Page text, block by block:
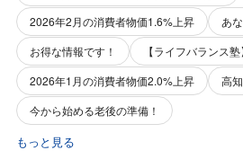
2026年2月の消費者物価1.6%上昇
あ
お得な情報です！
【ライフバランス
2026年1月の消費者物価2.0%上昇
高
今から始める老後の準備！
もっと見る